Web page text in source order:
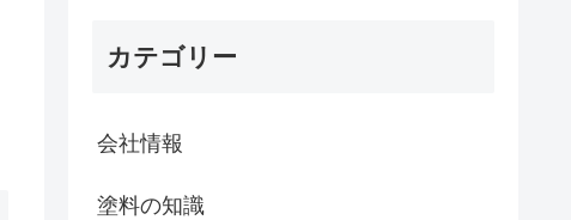
カテゴリー
会社情報
塗料の知識